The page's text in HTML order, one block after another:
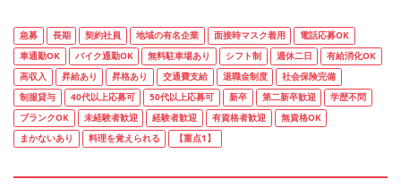
急募 長期 契約社員 地域の有名企業 面接時マスク着用
電話応募OK
車通勤OK
バイク通勤OK 無料駐車場あり シフト制 週休二日
有給消化OK
高収入
昇給あり 昇格あり 交通費支給 退職金制度
社会保険完備
制服貸与
40代以上応募可 50代以上応募可 新卒 第二新卒歓迎
学歴不問
ブランクOK
未経験者歓迎 経験者歓迎 有資格者歓迎
無資格OK
まかないあり
料理を覚えられる 【重点1】